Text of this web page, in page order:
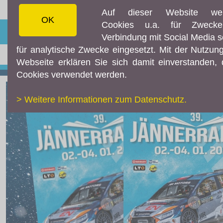
☰ MENÜ
AKTUELLES
Aktuelles
Livestream
Instagram
Facebook
Fotos & Videos
TEILNEHMER
Downloads
OK
Auf dieser Website
Cookies u.a. für
Verbindung mit Social Media
für analytische Zwecke eingesetzt. Mit der
Webseite erklären Sie sich damit einverstanden,
Cookies verwendet werden.
> Weitere Informationen zum Datenschutz.